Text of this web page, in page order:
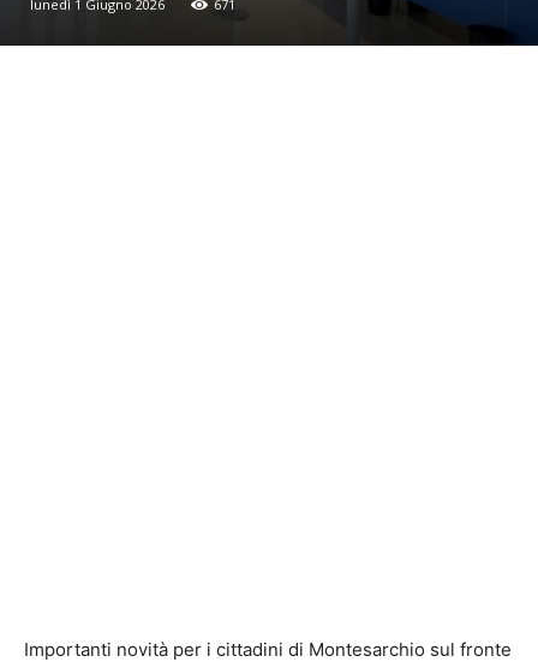
lunedì 1 Giugno 2026 671
Importanti novità per i cittadini di Montesarchio sul fronte